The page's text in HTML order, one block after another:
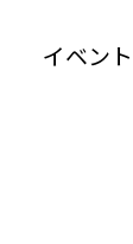
イベント